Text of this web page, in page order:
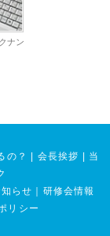
ナン
の？ 会長挨拶
当
らせ
研修会情報
リシー